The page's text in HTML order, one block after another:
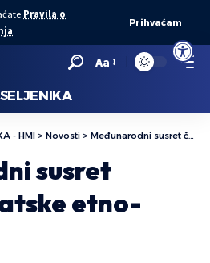
Open
Pravila o
.
Prihvaćam
Aa
- HMI > Novosti > Međunarodni susret čuvara hrvatske etno-baštine
susret
etno-